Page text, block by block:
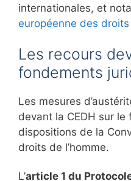
internationales, et
européenne des droits
Les recours
fondements
Les mesures
devant la CEDH sur
dispositions de la
droits de l’homme.
L’article 1 du